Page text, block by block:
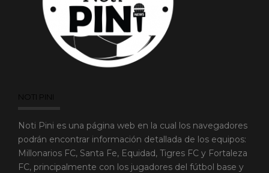
NOTI PINI
Noti Pini es una página web en la cual los navegadores
podrán encontrar información detallada de los equipos:
Millonarios FC, Santa Fe, Equidad, Tigres FC y Fortaleza
FC, principalmente con los jugadores del fútbol base y